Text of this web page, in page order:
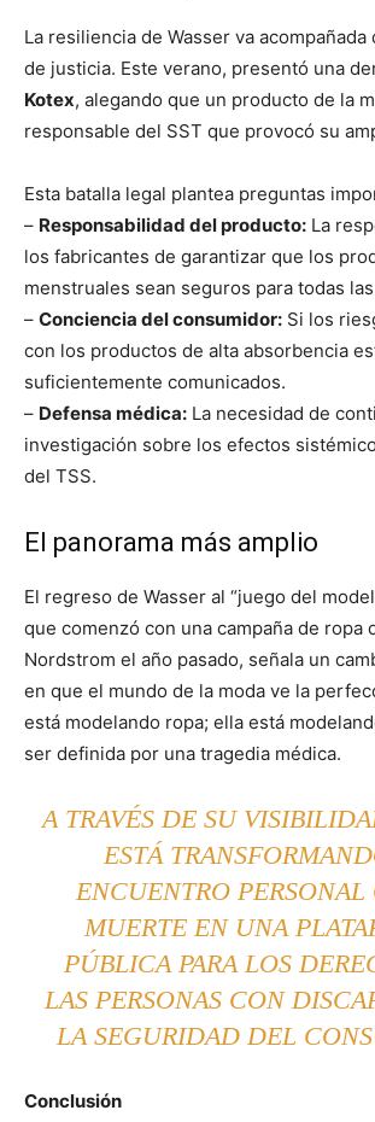
La resiliencia de Wasser va
de justicia. Este verano, presentó una
Kotex, alegando que un producto de la
responsable del SST que provocó su
Esta batalla legal plantea preguntas
– Responsabilidad del producto: La
los fabricantes de garantizar que los
menstruales sean seguros para todas
– Conciencia del consumidor: Si los
con los productos de alta absorbencia
suficientemente comunicados.
– Defensa médica: La necesidad de
investigación sobre los efectos
del TSS.
El panorama más amplio
El regreso de Wasser al “juego del
que comenzó con una campaña de ropa
Nordstrom el año pasado, señala un
en que el mundo de la moda ve la
está modelando ropa; ella está
ser definida por una tragedia médica.
A TRAVÉS DE SU
ESTÁ
ENCUENTRO
MUERTE EN UNA
PÚBLICA PARA LOS
LAS PERSONAS CON
LA SEGURIDAD DEL
Conclusión